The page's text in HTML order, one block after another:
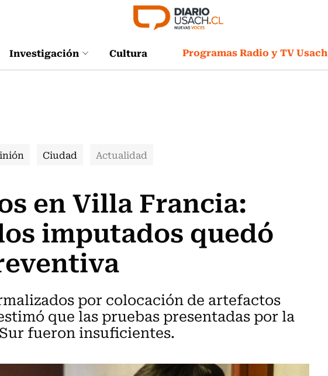
Investigación Cultura Programas Radio y TV Usach
Ciudad Actualidad
en Villa Francia:
imputados quedó
por colocación de artefactos
que las pruebas presentadas por la
fueron insuficientes.